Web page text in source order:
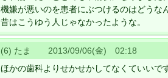
機嫌が悪いのを患者にぶつけるのはどうな
昔はこうゆう人じゃなかったような。
(6) たま 2013/09/06(金) 02:18
ほかの歯科よりせかせかしてなくていいで